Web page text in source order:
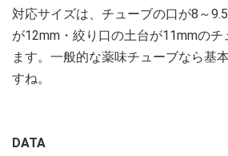
対応サイズは、チューブの口が8～
が12mm・絞り口の土台が11mmの
ます。一般的な薬味チューブなら基
すね。
DATA